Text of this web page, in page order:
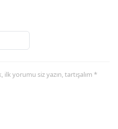
yorumu siz yazın, tartışalım *